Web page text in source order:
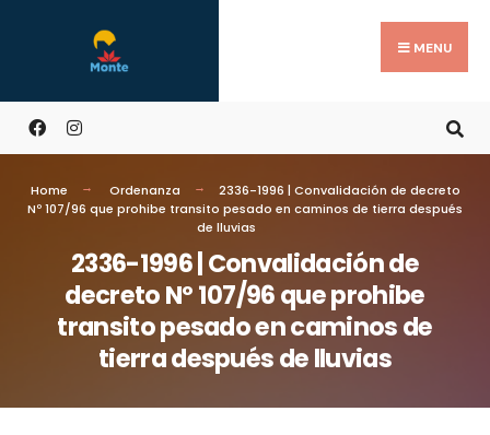
MENU
Home Ordenanza
2336-1996 | Convalidación de decreto
Nº 107/96 que prohibe transito pesado en caminos de tierra después
de lluvias
2336-1996 | Convalidación de
decreto Nº 107/96 que prohibe
transito pesado en caminos de
tierra después de lluvias